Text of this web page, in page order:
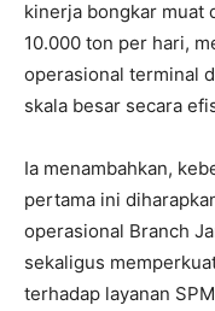
kinerja bongkar muat
10.000 ton per hari,
operasional terminal
skala besar secara
Ia menambahkan,
pertama ini
operasional Branch
sekaligus
terhadap layanan